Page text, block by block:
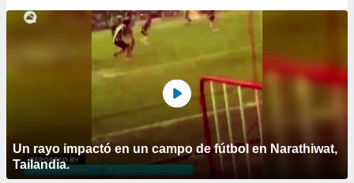
Un rayo impactó en un campo de fútbol en Narathiwat,
Tailandia.